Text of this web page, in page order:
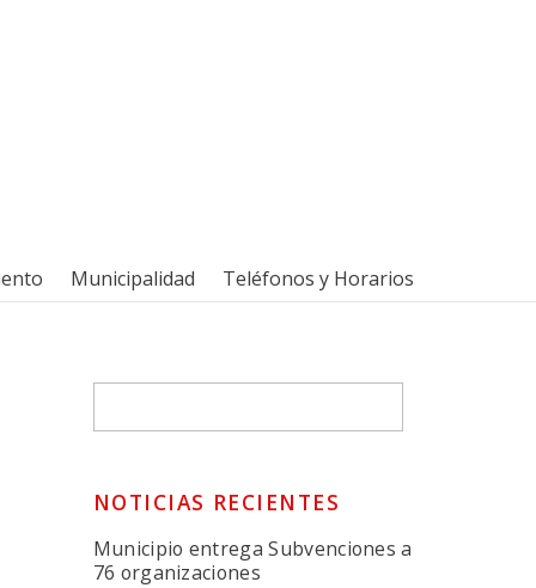
Municipalidad Teléfonos y Horarios
NOTICIAS RECIENTES
Municipio entrega Subvenciones a
76 organizaciones